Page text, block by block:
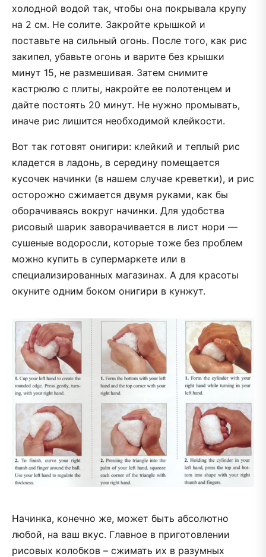
холодной водой так, чтобы она покрывала крупу
на 2 см. Не солите. Закройте крышкой и
поставьте на сильный огонь. После того, как рис
закипел, убавьте огонь и варите без крышки
минут 15, не размешивая. Затем снимите
кастрюлю с плиты, накройте ее полотенцем и
дайте постоять 20 минут. Не нужно промывать,
иначе рис лишится необходимой клейкости.
Вот так готовят онигири: клейкий и теплый рис
кладется в ладонь, в середину помещается
кусочек начинки (в нашем случае креветки), и рис
осторожно сжимается двумя руками, как бы
оборачиваясь вокруг начинки. Для удобства
рисовый шарик заворачивается в лист нори —
сушеные водоросли, которые тоже без проблем
можно купить в супермаркете или в
специализированных магазинах. А для красоты
окуните одним боком онигири в кунжут.
Начинка, конечно же, может быть абсолютно
любой, на ваш вкус. Главное в приготовлении
рисовых колобков – сжимать их в разумных